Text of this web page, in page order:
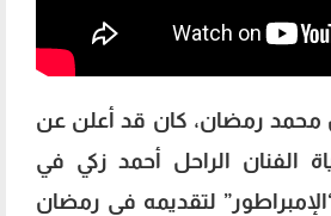
محمد رمضان، كان قد أعلن عن
الفنان الراحل أحمد زكي في
لتقديمه في رمضان